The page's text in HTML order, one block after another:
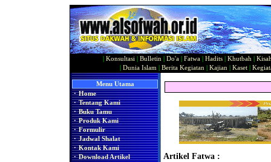
Konsultasi Bulletin Do'a Fatwa Hadits Khutbah
Dunia Islam Berita Kegiatan Kajian Kaset|
Menu Utama
· Home
· Tentang Kami
· Buku Tamu
· Produk Kami
· Formulir
· Jadwal Shalat
· Kontak Kami
· Download Artikel
Artikel Fatwa :